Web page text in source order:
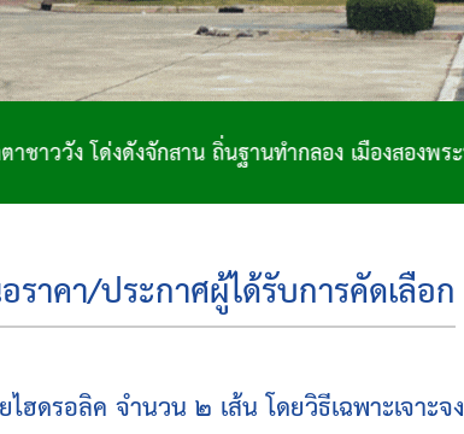
จักสาน ถิ่นฐานทำกลอง เมืองสองพระนอน
าคา/ประกาศผู้ได้รับการคัดเลือก
ฮดรอลิค จำนวน ๒ เส้น โดยวิธีเฉพาะเจาะจง